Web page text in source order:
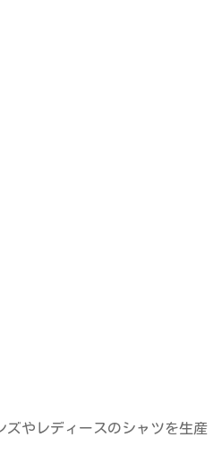
ズやレディースのシャツを生産